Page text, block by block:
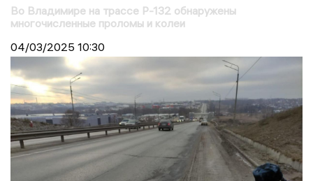
Во Владимире на трассе Р-132 обнаружены
многочисленные проломы и колеи
04/03/2025 10:30